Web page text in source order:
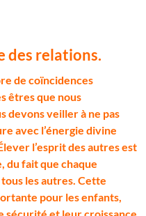
des relations.
de coïncidences
êtres que nous
devons veiller à ne pas
avec l’énergie divine
l’esprit des autres est
du fait que chaque
les autres. Cette
pour les enfants,
et leur croissance